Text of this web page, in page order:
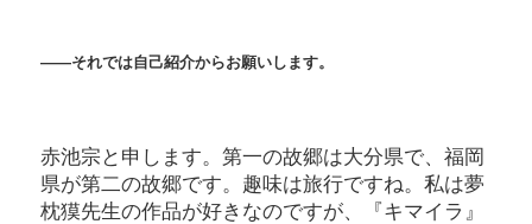
――それでは自己紹介からお願いします。
赤池宗と申します。第一の故郷は大分県で、福岡
県が第二の故郷です。趣味は旅行ですね。私は夢
枕獏先生の作品が好きなのですが、『キマイラ』